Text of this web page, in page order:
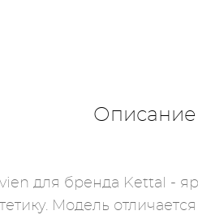
Описание
для бренда Kettal -
Модель